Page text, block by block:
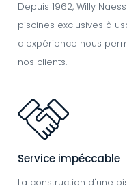
Depuis 1962, Willy
piscines exclusives à
d'expérience nous
nos clients.
Image
Service impéccable
La construction d'une